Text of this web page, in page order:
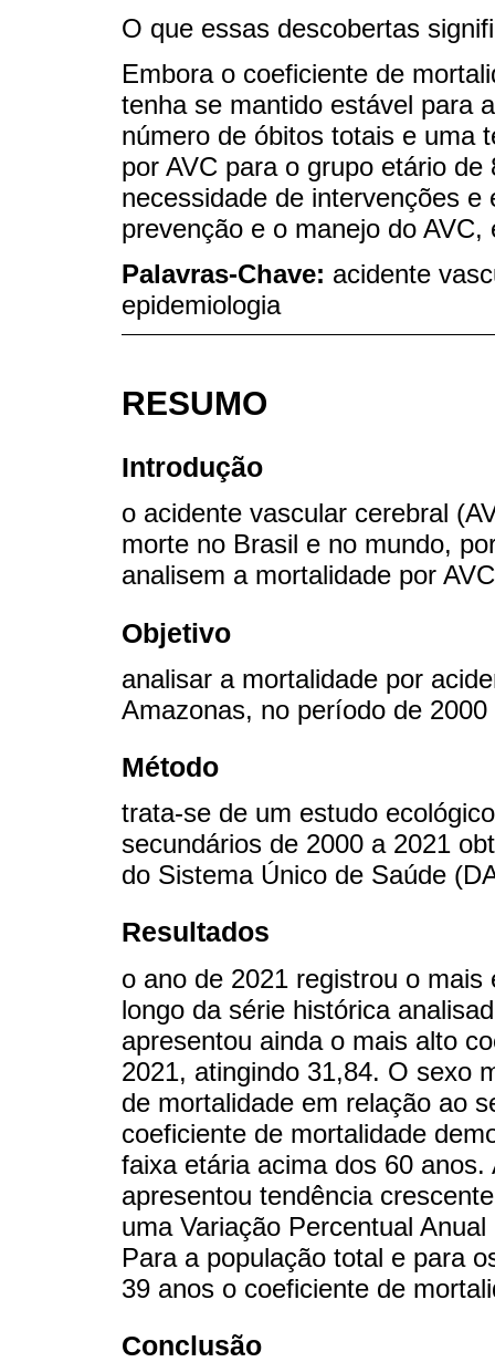
O que essas descobertas
Embora o coeficiente de
tenha se mantido estável para
número de óbitos totais e uma
por AVC para o grupo etário
necessidade de intervenções
prevenção e o manejo do
Palavras-Chave: acidente
epidemiologia
RESUMO
Introdução
o acidente vascular cerebral
morte no Brasil e no mundo,
analisem a mortalidade por
Objetivo
analisar a mortalidade por
Amazonas, no período de 2000
Método
trata-se de um estudo
secundários de 2000 a 2021
do Sistema Único de Saúde
Resultados
o ano de 2021 registrou o
longo da série histórica
apresentou ainda o mais alto
2021, atingindo 31,84. O sexo
de mortalidade em relação ao
coeficiente de mortalidade
faixa etária acima dos 60
apresentou tendência
uma Variação Percentual
Para a população total e para
39 anos o coeficiente de
Conclusão